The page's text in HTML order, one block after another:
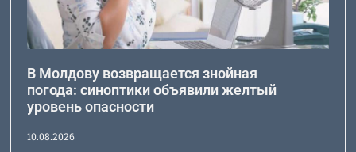
В Молдову возвращается знойная
погода: синоптики объявили желтый
уровень опасности
10.08.2026